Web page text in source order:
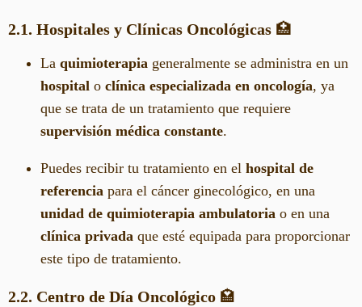
2.1. Hospitales y Clínicas Oncológicas 🏥
La quimioterapia generalmente se administra en un
hospital o clínica especializada en oncología, ya
que se trata de un tratamiento que requiere
supervisión médica constante.
Puedes recibir tu tratamiento en el hospital de
referencia para el cáncer ginecológico, en una
unidad de quimioterapia ambulatoria o en una
clínica privada que esté equipada para proporcionar
este tipo de tratamiento.
2.2. Centro de Día Oncológico 🏩